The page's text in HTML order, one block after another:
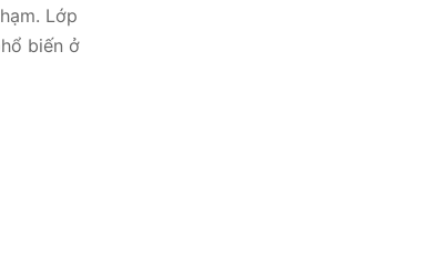
Lớp
biến ở